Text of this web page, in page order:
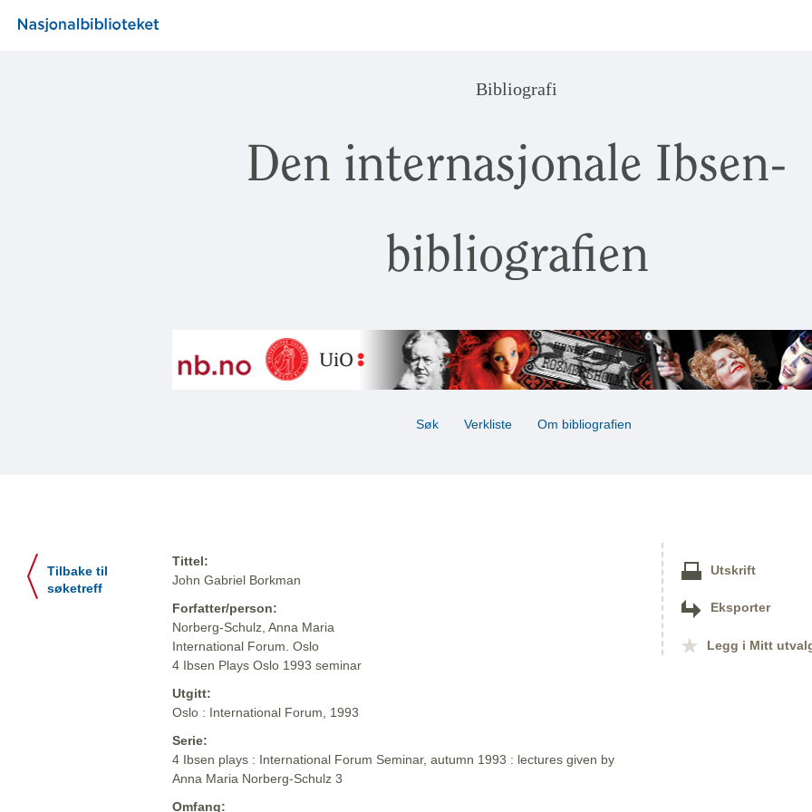
Bibliografi
Den internasjonale Ibsen-
bibliografien
Søk Verkliste Om bibliografien
Tilbake til
søketreff
Tittel:
John Gabriel Borkman
Forfatter/person:
Norberg-Schulz, Anna Maria
International Forum. Oslo
4 Ibsen Plays Oslo 1993 seminar
Utgitt:
Oslo : International Forum, 1993
Serie:
4 Ibsen plays : International Forum Seminar, autumn 1993 : lectures given by
Anna Maria Norberg-Schulz 3
Omfang:
Utskrift
Eksporter
Legg i Mitt